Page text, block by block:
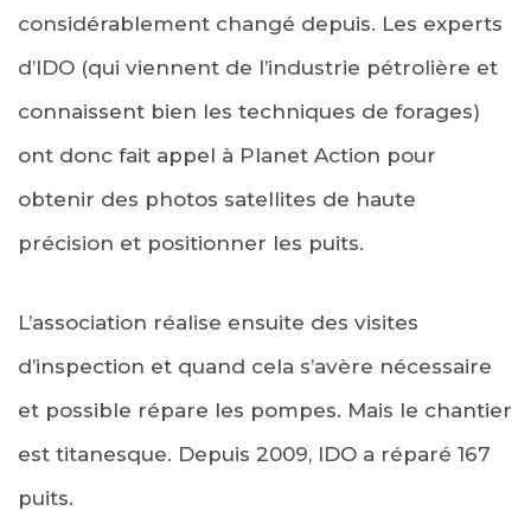
considérablement changé depuis. Les experts
d’IDO (qui viennent de l’industrie pétrolière et
connaissent bien les techniques de forages)
ont donc fait appel à Planet Action pour
obtenir des photos satellites de haute
précision et positionner les puits.
L’association réalise ensuite des visites
d’inspection et quand cela s’avère nécessaire
et possible répare les pompes. Mais le chantier
est titanesque. Depuis 2009, IDO a réparé 167
puits.